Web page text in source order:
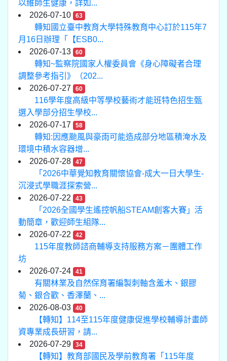
以維師生健康，詳如...
2026-07-10
63
轉知國立臺中教育大學特殊教育中心訂於115年7
月16日辦理「【ESB0...
2026-07-13
60
轉知~監察院國家人權委員會《身心障礙者合理
調整參考指引》（202...
2026-07-27
60
116學年度高級中等學校藝術才能班特色招生甄
選入學部分招生學校...
2026-07-17
58
轉知:因應颱風與豪雨可能造成部分地區積淹水及
環境中積水容器增...
2026-07-28
47
「2026中華覺知教育關懷協會-成大一日大學生-
沉浸式學職涯探索營...
2026-07-22
43
「2026全國學生遙控帆船STEAM創客大賽」活
動簡章，歡迎師生組隊...
2026-07-22
42
115年度教師諮商輔導支持服務方案－團體工作
坊
2026-07-24
41
有關林業及自然保育署編製刺軸含羞木、銀膠
菊、銀合歡、香澤蘭、...
2026-08-03
40
【轉知】114至115年度健康促進學校輔導計畫師
資專業成長研習，請...
2026-07-29
34
【轉知】教育部國民及學前教育署「115年度